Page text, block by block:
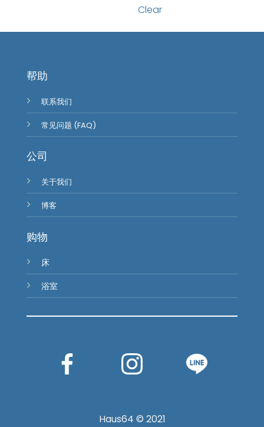
Clear
帮助
联系我们
常见问题 (FAQ)
公司
关于我们
博客
购物
床
浴室
Haus64 © 2021